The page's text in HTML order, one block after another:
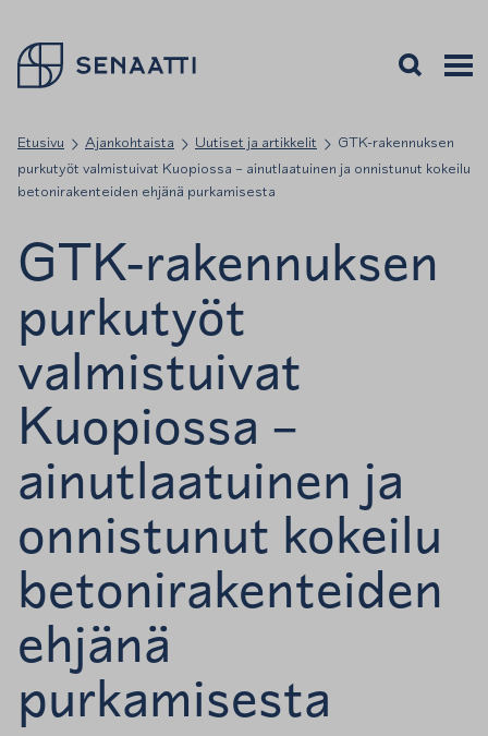
Palaa takaisin etusivulle
Avaa hakuAvaa
Etusivu Ajankohtaista Uutiset ja artikkelit
GTK-rakennuksen
purkutyöt valmistuivat Kuopiossa – ainutlaatuinen ja onnistunut kokeilu
betonirakenteiden ehjänä purkamisesta
GTK-rakennuksen
purkutyöt
valmistuivat
Kuopiossa –
ainutlaatuinen ja
onnistunut kokeilu
betonirakenteiden
ehjänä
purkamisesta